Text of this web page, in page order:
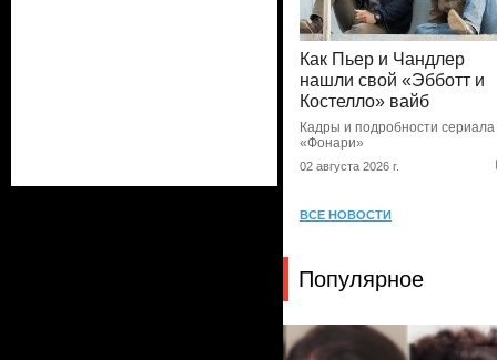
Как Пьер и Чандлер
нашли свой «Эбботт и
Костелло» вайб
Кадры и подробности сериала
«Фонари»
02 августа 2026 г.
ВСЕ НОВОСТИ
Популярное